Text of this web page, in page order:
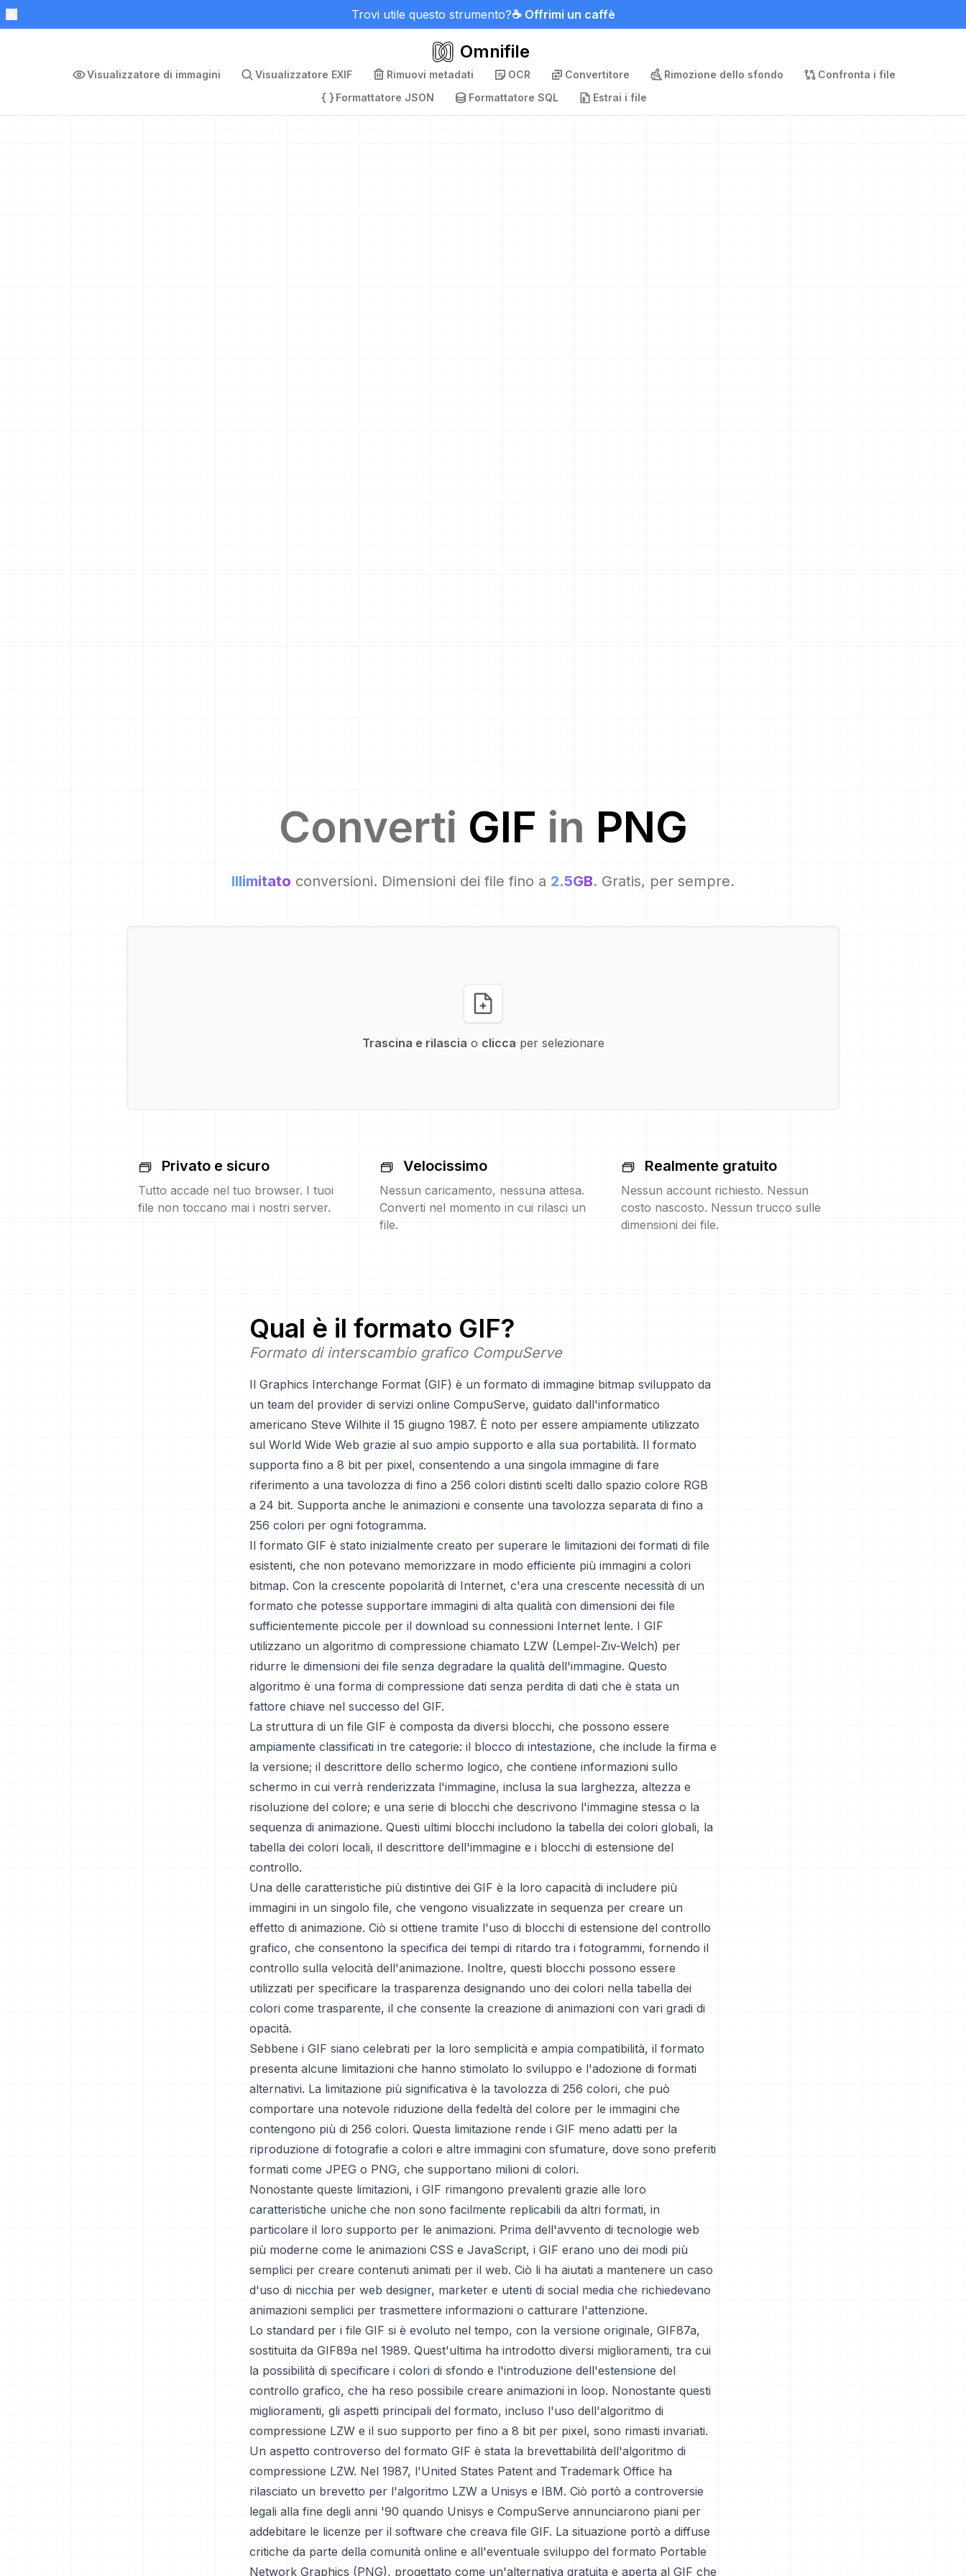
Trovi utile questo strumento?☕ Offrimi un caffè
Omnifile
Visualizzatore di immagini Visualizzatore EXIF Rimuovi metadati OCR Convertitore Rimozione dello sfondo
Confronta i file
Formattatore JSON
Formattatore SQL Estrai i file
Converti GIF in PNG
Illimitato conversioni. Dimensioni dei file fino a 2.5GB. Gratis, per sempre.
Trascina e rilascia o clicca per selezionare
Privato e sicuro
Tutto accade nel tuo browser. I tuoi
file non toccano mai i nostri server.
Velocissimo
Nessun caricamento, nessuna attesa.
Converti nel momento in cui rilasci un
file.
Realmente gratuito
Nessun account richiesto. Nessun
costo nascosto. Nessun trucco sulle
dimensioni dei file.
Qual è il formato GIF?
Formato di interscambio grafico CompuServe
Il Graphics Interchange Format (GIF) è un formato di immagine bitmap sviluppato da
un team del provider di servizi online CompuServe, guidato dall'informatico
americano Steve Wilhite il 15 giugno 1987. È noto per essere ampiamente utilizzato
sul World Wide Web grazie al suo ampio supporto e alla sua portabilità. Il formato
supporta fino a 8 bit per pixel, consentendo a una singola immagine di fare
riferimento a una tavolozza di fino a 256 colori distinti scelti dallo spazio colore RGB
a 24 bit. Supporta anche le animazioni e consente una tavolozza separata di fino a
256 colori per ogni fotogramma.
Il formato GIF è stato inizialmente creato per superare le limitazioni dei formati di file
esistenti, che non potevano memorizzare in modo efficiente più immagini a colori
bitmap. Con la crescente popolarità di Internet, c'era una crescente necessità di un
formato che potesse supportare immagini di alta qualità con dimensioni dei file
sufficientemente piccole per il download su connessioni Internet lente. I GIF
utilizzano un algoritmo di compressione chiamato LZW (Lempel-Ziv-Welch) per
ridurre le dimensioni dei file senza degradare la qualità dell'immagine. Questo
algoritmo è una forma di compressione dati senza perdita di dati che è stata un
fattore chiave nel successo del GIF.
La struttura di un file GIF è composta da diversi blocchi, che possono essere
ampiamente classificati in tre categorie: il blocco di intestazione, che include la firma e
la versione; il descrittore dello schermo logico, che contiene informazioni sullo
schermo in cui verrà renderizzata l'immagine, inclusa la sua larghezza, altezza e
risoluzione del colore; e una serie di blocchi che descrivono l'immagine stessa o la
sequenza di animazione. Questi ultimi blocchi includono la tabella dei colori globali, la
tabella dei colori locali, il descrittore dell'immagine e i blocchi di estensione del
controllo.
Una delle caratteristiche più distintive dei GIF è la loro capacità di includere più
immagini in un singolo file, che vengono visualizzate in sequenza per creare un
effetto di animazione. Ciò si ottiene tramite l'uso di blocchi di estensione del controllo
grafico, che consentono la specifica dei tempi di ritardo tra i fotogrammi, fornendo il
controllo sulla velocità dell'animazione. Inoltre, questi blocchi possono essere
utilizzati per specificare la trasparenza designando uno dei colori nella tabella dei
colori come trasparente, il che consente la creazione di animazioni con vari gradi di
opacità.
Sebbene i GIF siano celebrati per la loro semplicità e ampia compatibilità, il formato
presenta alcune limitazioni che hanno stimolato lo sviluppo e l'adozione di formati
alternativi. La limitazione più significativa è la tavolozza di 256 colori, che può
comportare una notevole riduzione della fedeltà del colore per le immagini che
contengono più di 256 colori. Questa limitazione rende i GIF meno adatti per la
riproduzione di fotografie a colori e altre immagini con sfumature, dove sono preferiti
formati come JPEG o PNG, che supportano milioni di colori.
Nonostante queste limitazioni, i GIF rimangono prevalenti grazie alle loro
caratteristiche uniche che non sono facilmente replicabili da altri formati, in
particolare il loro supporto per le animazioni. Prima dell'avvento di tecnologie web
più moderne come le animazioni CSS e JavaScript, i GIF erano uno dei modi più
semplici per creare contenuti animati per il web. Ciò li ha aiutati a mantenere un caso
d'uso di nicchia per web designer, marketer e utenti di social media che richiedevano
animazioni semplici per trasmettere informazioni o catturare l'attenzione.
Lo standard per i file GIF si è evoluto nel tempo, con la versione originale, GIF87a,
sostituita da GIF89a nel 1989. Quest'ultima ha introdotto diversi miglioramenti, tra cui
la possibilità di specificare i colori di sfondo e l'introduzione dell'estensione del
controllo grafico, che ha reso possibile creare animazioni in loop. Nonostante questi
miglioramenti, gli aspetti principali del formato, incluso l'uso dell'algoritmo di
compressione LZW e il suo supporto per fino a 8 bit per pixel, sono rimasti invariati.
Un aspetto controverso del formato GIF è stata la brevettabilità dell'algoritmo di
compressione LZW. Nel 1987, l'United States Patent and Trademark Office ha
rilasciato un brevetto per l'algoritmo LZW a Unisys e IBM. Ciò portò a controversie
legali alla fine degli anni '90 quando Unisys e CompuServe annunciarono piani per
addebitare le licenze per il software che creava file GIF. La situazione portò a diffuse
critiche da parte della comunità online e all'eventuale sviluppo del formato Portable
Network Graphics (PNG), progettato come un'alternativa gratuita e aperta al GIF che